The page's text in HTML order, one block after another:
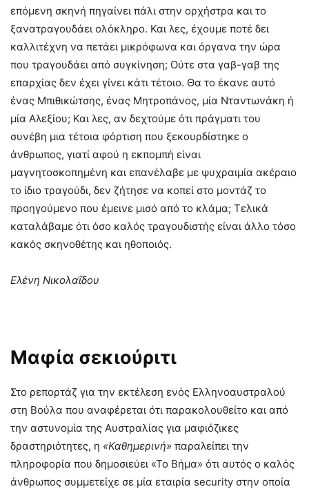
επόμενη σκηνή πηγαίνει πάλι στην ορχήστρα και το
ξανατραγουδάει ολόκληρο. Και λες, έχουμε ποτέ δει
καλλιτέχνη να πετάει μικρόφωνα και όργανα την ώρα
που τραγουδάει από συγκίνηση; Ούτε στα γαβ-γαβ της
επαρχίας δεν έχει γίνει κάτι τέτοιο. Θα το έκανε αυτό
ένας Μπιθικώτσης, ένας Μητροπάνος, μία Νταντωνάκη ή
μία Αλεξίου; Και λες, αν δεχτούμε ότι πράγματι του
συνέβη μια τέτοια φόρτιση που ξεκουρδίστηκε ο
άνθρωπος, γιατί αφού η εκπομπή είναι
μαγνητοσκοπημένη και επανέλαβε με ψυχραιμία ακέραιο
το ίδιο τραγούδι, δεν ζήτησε να κοπεί στο μοντάζ το
προηγούμενο που έμεινε μισό από το κλάμα; Τελικά
καταλάβαμε ότι όσο καλός τραγουδιστής είναι άλλο τόσο
κακός σκηνοθέτης και ηθοποιός.
Ελένη Νικολαΐδου
Μαφία σεκιούριτι
Στο ρεπορτάζ για την εκτέλεση ενός Ελληνοαυστραλού
στη Βούλα που αναφέρεται ότι παρακολουθείτο και από
την αστυνομία της Αυστραλίας για μαφιόζικες
δραστηριότητες, η «Καθημερινή» παραλείπει την
πληροφορία που δημοσιεύει «Το Βήμα» ότι αυτός ο καλός
άνθρωπος συμμετείχε σε μία εταιρία security στην οποία